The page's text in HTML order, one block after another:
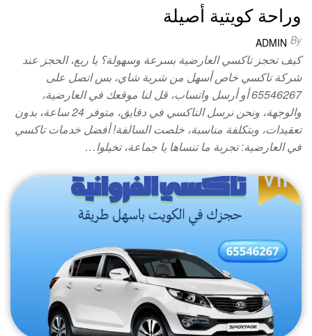
وراحة كويتية أصيلة
By
ADMIN
كيف تحجز تاكسي العارضية بسرعة وسهولة؟ يا ربع، الحجز عند
شركة تاكسي خاص أسهل من شربة شاي، بس اتصل على
65546267 أو أرسل واتساب، قل لنا موقعك في العارضية،
والوجهة، ونحن نرسل التاكسي في دقايق، متوفر 24 ساعة، بدون
تعقيدات، وبتكلفة مناسبة، خلصت السالفة! أفضل خدمات تاكسي
في العارضية: تجربة ما تنساها يا جماعة، تخيلوا…